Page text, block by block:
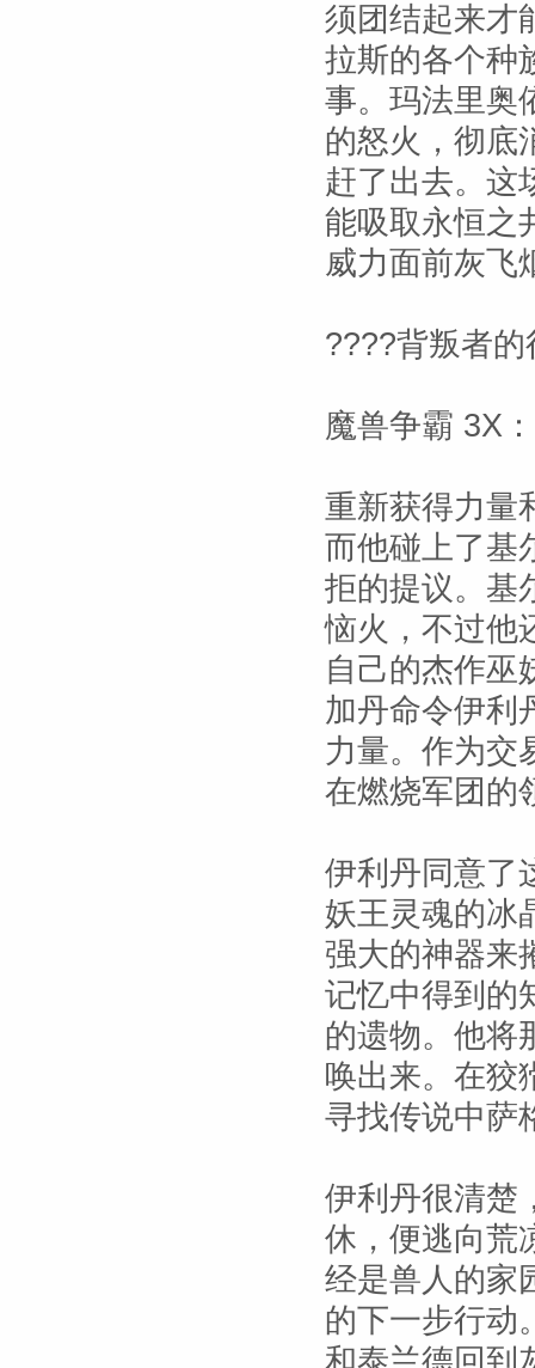
须团结起来才
拉斯的各个种
事。玛法里奥
的怒火，彻底
赶了出去。这
能吸取永恒之
威力面前灰飞
????背叛者的
魔兽争霸 3X
重新获得力量
而他碰上了基
拒的提议。基
恼火，不过他
自己的杰作巫
加丹命令伊利
力量。作为交
在燃烧军团的
伊利丹同意了
妖王灵魂的冰
强大的神器来
记忆中得到的
的遗物。他将
唤出来。在狡
寻找传说中萨
伊利丹很清楚
休，便逃向荒
经是兽人的家
的下一步行动
和泰兰德回到